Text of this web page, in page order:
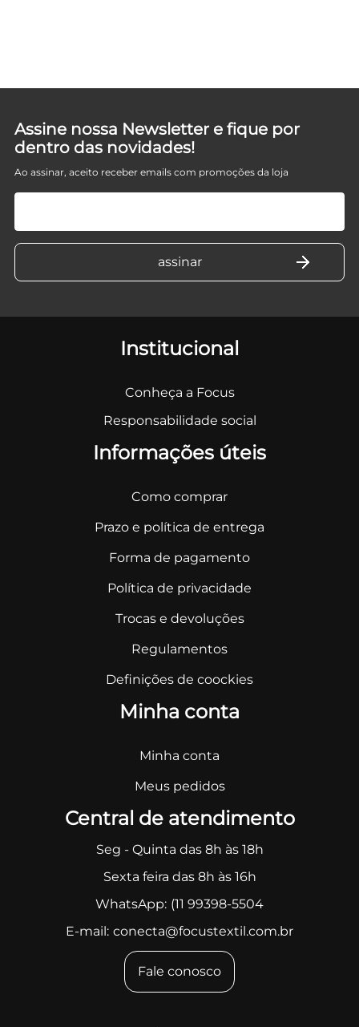
Assine nossa Newsletter e fique por
dentro das novidades!
Ao assinar, aceito receber emails com promoções da loja
Institucional
Conheça a Focus
Responsabilidade social
Informações úteis
Como comprar
Prazo e política de entrega
Forma de pagamento
Política de privacidade
Trocas e devoluções
Regulamentos
Definições de coockies
Minha conta
Minha conta
Meus pedidos
Central de atendimento
Seg - Quinta das 8h às 18h
Sexta feira das 8h às 16h
WhatsApp: (11 99398-5504
E-mail: conecta@focustextil.com.br
Fale conosco